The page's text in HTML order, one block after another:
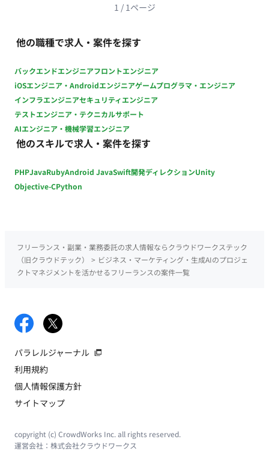
週1日程度（月32時間想定） 平日日中のミーティング：週2時間
ート稼働：フルリモート可能 ・フレックス稼働：可能（ミーテ
ィング以外の資料確認作業等は柔軟に調整可能） ・契約期間：
1 / 1ページ
他の職種で求人・案件を探す
バックエンドエンジニアフロントエンジニア
iOSエンジニア・Androidエンジニアゲームプログラマ・エンジニア
インフラエンジニアセキュリティエンジニア
テストエンジニア・テクニカルサポート
AIエンジニア・機械学習エンジニア
他のスキルで求人・案件を探す
PHPJavaRubyAndroid JavaSwift開発ディレクションUnity
Objective-CPython
フリーランス・副業・業務委託の求人情報ならクラウドワークステック
（旧クラウドテック）
> ビジネス・マーケティング・生成AIのプロジェ
クトマネジメントを活かせるフリーランスの案件一覧
パラレルジャーナル
利用規約
個人情報保護方針
サイトマップ
copyright (c) CrowdWorks Inc. all rights reserved.
運営会社： 株式会社クラウドワークス